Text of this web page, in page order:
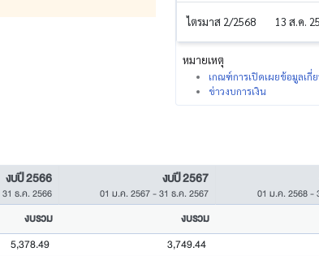
ไตรมาส 2/2568 13 ส.ค.
หมายเหตุ
เกณฑ์การเปิดเผยข้อมูลเกี่
ข่าวงบการเงิน
งบปี 2566
31 ธ.ค. 2566
งบปี 2567
01 ม.ค. 2567-31 ธ.ค. 2567 01 ม.ค. 2568-
งบรวม งบรวม
5,378.49 3,749.44